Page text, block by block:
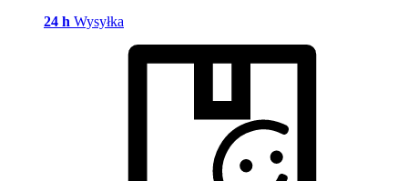
24 h Wysyłka